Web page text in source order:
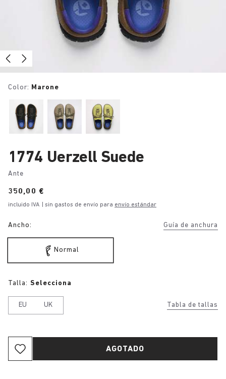
Color: Marone
1774 Uerzell Suede
Ante
Price:
350,00 €
incluido IVA | sin gastos de envío para envío estándar
Ancho: Guía de anchura
Normal
Tabla de tallas
Talla: Selecciona
EU UK
AGOTADO